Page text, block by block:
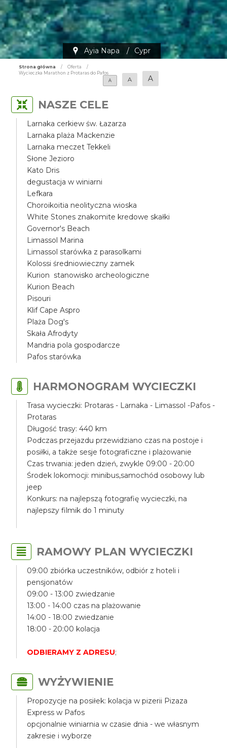
Ayia Napa / Cypr
Strona główna / Oferta
/
Wycieczka Marathon z Protaras do Pafos
A
A A
NASZE CELE
Larnaka cerkiew św. Łazarza
Larnaka plaża Mackenzie
Larnaka meczet Tekkeli
Słone Jezioro
Kato Dris
degustacja w winiarni
Lefkara
Choroikoitia neolityczna wioska
White Stones znakomite kredowe skałki
Governor's Beach
Limassol Marina
Limassol starówka z parasolkami
Kolossi średniowieczny zamek
Kurion stanowisko archeologiczne
Kurion Beach
Pisouri
Klif Cape Aspro
Plaża Dog's
Skała Afrodyty
Mandria pola gospodarcze
Pafos starówka
HARMONOGRAM WYCIECZKI
Trasa wycieczki: Protaras - Larnaka - Limassol -Pafos -
Protaras
Długość trasy: 440 km
Podczas przejazdu przewidziano czas na postoje i
posiłki, a także sesje fotograficzne i plażowanie
Czas trwania: jeden dzień, zwykle 09:00 - 20:00
Środek lokomocji: minibus,samochód osobowy lub
jeep
Konkurs: na najlepszą fotografię wycieczki, na
najlepszy filmik do 1 minuty
RAMOWY PLAN WYCIECZKI
09:00 zbiórka uczestników, odbiór z hoteli i
pensjonatów
09:00 - 13:00 zwiedzanie
13:00 - 14:00 czas na plażowanie
14:00 - 18:00 zwiedzanie
18:00 - 20:00 kolacja
ODBIERAMY Z ADRESU;
WYŻYWIENIE
Propozycje na posiłek: kolacja w pizerii Pizaza
Express w Pafos
opcjonalnie winiarnia w czasie dnia - we własnym
zakresie i wyborze